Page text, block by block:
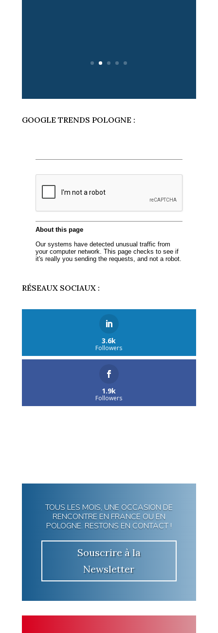
GOOGLE TRENDS POLOGNE :
RÉSEAUX SOCIAUX :
3.6k
Followers
1.9k
Followers
TOUS LES MOIS, UNE OCCASION DE
RENCONTRE EN FRANCE OU EN
POLOGNE. RESTONS EN CONTACT !
Souscrire à la
Newsletter